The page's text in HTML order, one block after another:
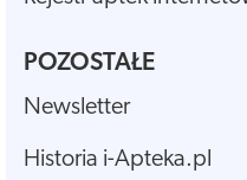
POZOSTAŁE
Newsletter
Historia i-Apteka.pl